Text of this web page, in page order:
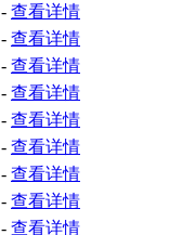
- 查看详情
- 查看详情
- 查看详情
- 查看详情
- 查看详情
- 查看详情
- 查看详情
- 查看详情
- 查看详情